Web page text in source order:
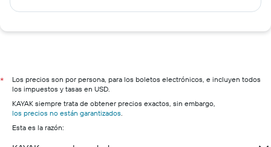
*
Los precios son por persona, para los boletos electrónicos, e incluyen todos
los impuestos y tasas en USD.
KAYAK siempre trata de obtener precios exactos, sin embargo,
los precios no están garantizados.
Esta es la razón: